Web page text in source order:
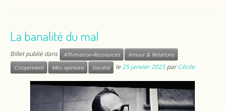
La banalité du mal
Billet publié dans Affirmation-Ressources
Amour & Relations
Citoyenneté
Mes opinions Société le25 janvier 2025 parCécile